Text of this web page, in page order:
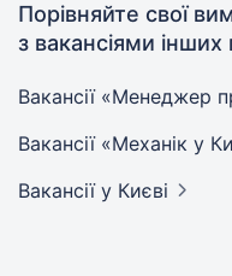
Порівняйте свої
з вакансіями інших
Вакансії «Менеджер
Вакансії «Механік у
Вакансії у Києві